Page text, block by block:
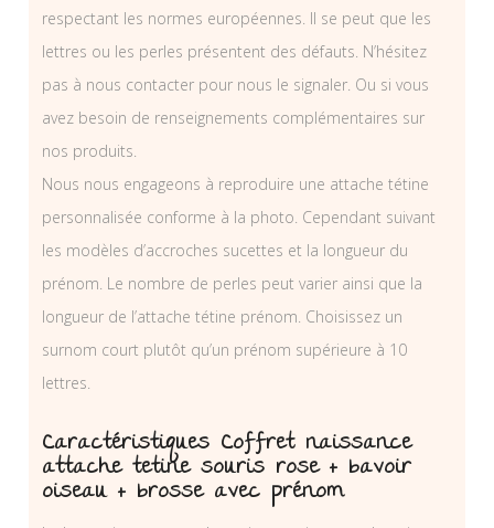
respectant les normes européennes. Il se peut que les
lettres ou les perles présentent des défauts. N’hésitez
pas à nous contacter pour nous le signaler. Ou si vous
avez besoin de renseignements complémentaires sur
nos produits.
Nous nous engageons à reproduire une attache tétine
personnalisée conforme à la photo. Cependant suivant
les modèles d’accroches sucettes et la longueur du
prénom. Le nombre de perles peut varier ainsi que la
longueur de l’attache tétine prénom. Choisissez un
surnom court plutôt qu’un prénom supérieure à 10
lettres.
Caractéristiques Coffret naissance
attache tetine souris rose + bavoir
oiseau + brosse avec prénom